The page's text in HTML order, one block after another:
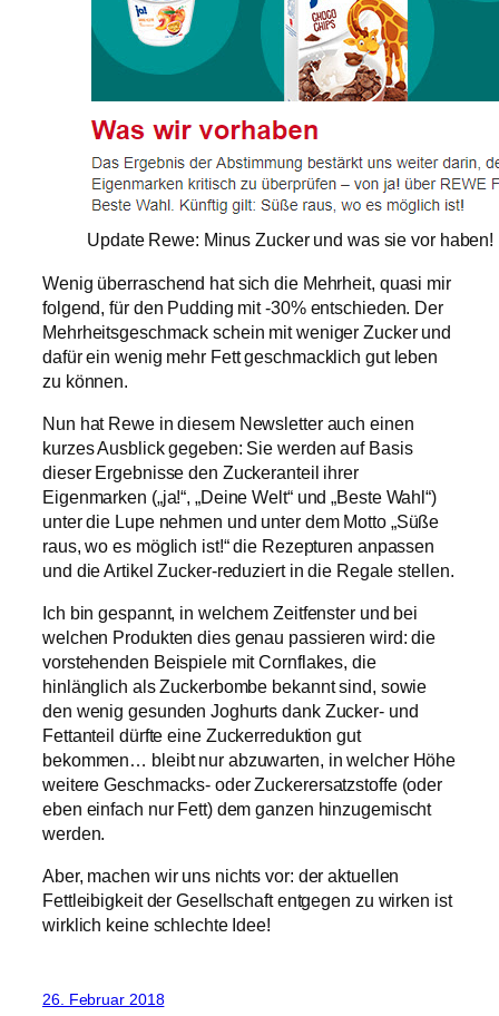
Update Rewe: Minus Zucker und was sie vor
Wenig überraschend hat sich die Mehrheit, quasi mir
folgend, für den Pudding mit -30% entschieden. Der
Mehrheitsgeschmack schein mit weniger Zucker und
dafür ein wenig mehr Fett geschmacklich gut leben
zu können.
Nun hat Rewe in diesem Newsletter auch einen
kurzes Ausblick gegeben: Sie werden auf Basis
dieser Ergebnisse den Zuckeranteil ihrer
Eigenmarken („ja!“, „Deine Welt“ und „Beste Wahl“)
unter die Lupe nehmen und unter dem Motto „Süße
raus, wo es möglich ist!“ die Rezepturen anpassen
und die Artikel Zucker-reduziert in die Regale stellen.
Ich bin gespannt, in welchem Zeitfenster und bei
welchen Produkten dies genau passieren wird: die
vorstehenden Beispiele mit Cornflakes, die
hinlänglich als Zuckerbombe bekannt sind, sowie
den wenig gesunden Joghurts dank Zucker- und
Fettanteil dürfte eine Zuckerreduktion gut
bekommen… bleibt nur abzuwarten, in welcher Höhe
weitere Geschmacks- oder Zuckerersatzstoffe (oder
eben einfach nur Fett) dem ganzen hinzugemischt
werden.
Aber, machen wir uns nichts vor: der aktuellen
Fettleibigkeit der Gesellschaft entgegen zu wirken ist
wirklich keine schlechte Idee!
26. Februar 2018